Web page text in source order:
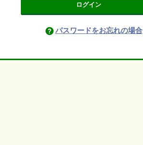
ログイン
パスワードをお忘れの場合